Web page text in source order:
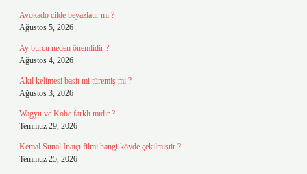
Avokado cilde beyazlatır mı ?
Ağustos 5, 2026
Ay burcu neden önemlidir ?
Ağustos 4, 2026
Akıl kelimesi basit mi türemiş mi ?
Ağustos 3, 2026
Wagyu ve Kobe farklı mıdır ?
Temmuz 29, 2026
Kemal Sunal İnatçı filmi hangi köyde çekilmiştir ?
Temmuz 25, 2026